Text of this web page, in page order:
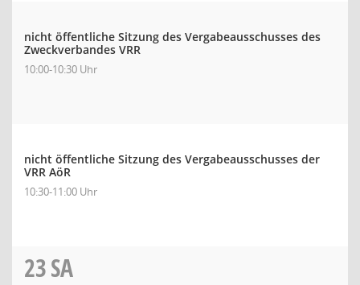
nicht öffentliche Sitzung des Vergabeausschusses des
Zweckverbandes VRR
10:00-10:30 Uhr
nicht öffentliche Sitzung des Vergabeausschusses der
VRR AöR
10:30-11:00 Uhr
23SA